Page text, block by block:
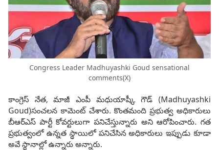
Congress Leader Madhuyashki Goud sensational
comments(X)
కాంగ్రెస్ నేత, మాజీ ఎంపీ మధుయాష్కీ గౌడ్ (Madhuyashki
Goud)సంచలన కామెంట్ చేశారు. కొంతమంది ప్రభుత్వ అధికారులు
బీఆర్ఎస్ పార్టీ కోవర్టులుగా పనిచేస్తున్నారు అని ఆరోపించారు. గత
ప్రభుత్వంలో ఉన్నత స్థాయిలో పనిచేసిన అధికారులు ఇప్పుడు కూడా
అవే స్థానాల్లో ఉన్నారు అన్నారు.